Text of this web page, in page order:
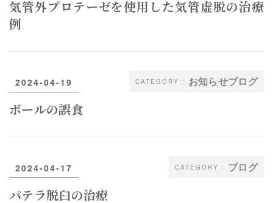
気管外プロテーゼを使用した気管虚脱の治療
例
お知らせブログ
2024-04-19
ボールの誤食
ブログ
2024-04-17
パテラ脱臼の治療